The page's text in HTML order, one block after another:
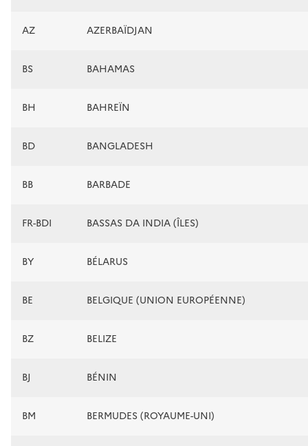
AZ AZERBAÏDJAN
BS BAHAMAS
BH BAHREÏN
BD BANGLADESH
BB BARBADE
FR-BDI BASSAS DA INDIA (ÎLES)
BY BÉLARUS
BE BELGIQUE (UNION EUROPÉENNE)
BZ BELIZE
BJ BÉNIN
BM BERMUDES (ROYAUME-UNI)